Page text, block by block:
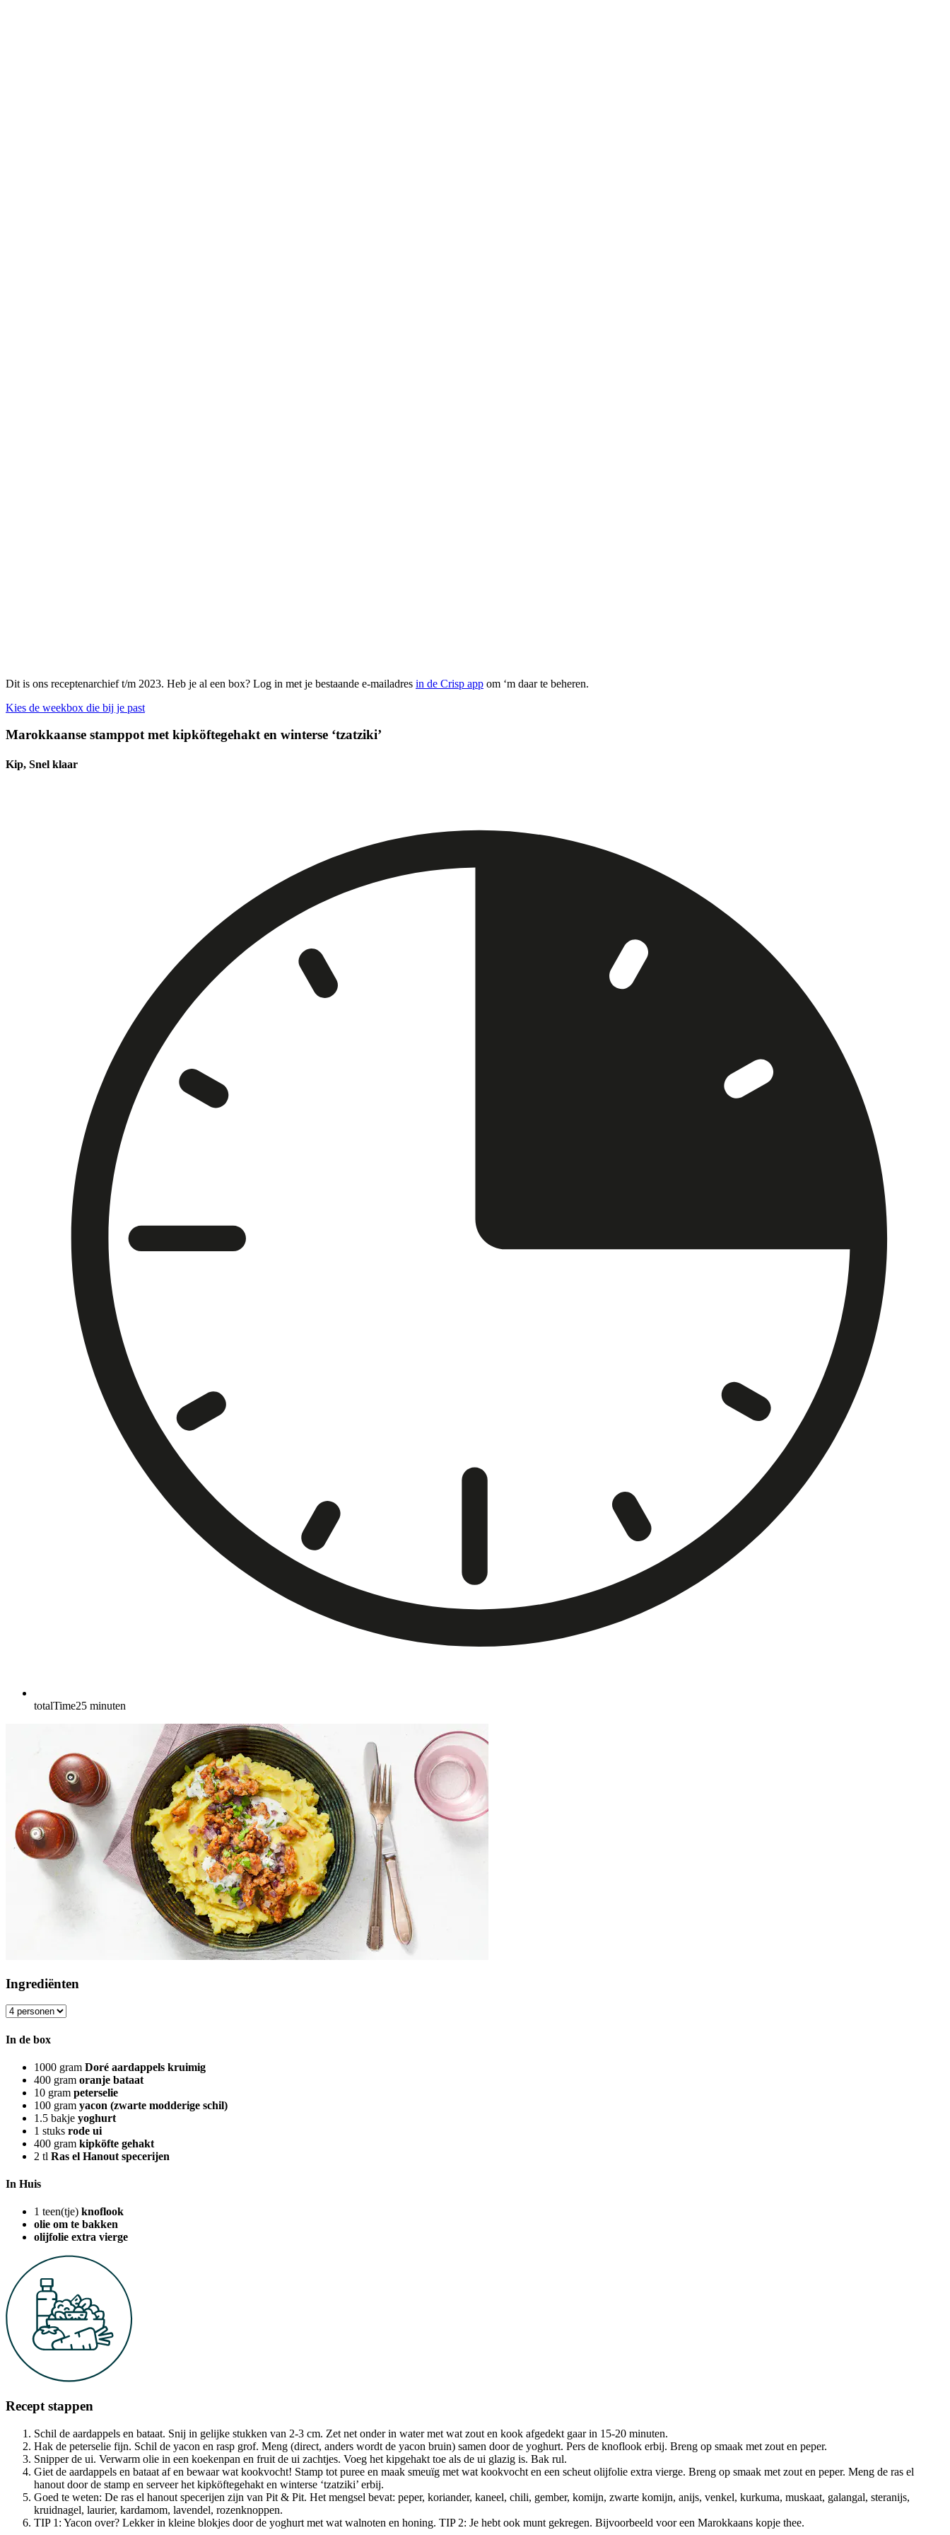
Dit is ons receptenarchief t/m 2023. Heb je al een box? Log in met je bestaande e-mailadres in de Crisp app om ‘m daar te beheren.
Kies de weekbox die bij je past
Marokkaanse stamppot met kipköftegehakt en winterse ‘tzatziki’
Kip, Snel klaar
totalTime25 minuten
Ingrediënten
In de box
1000 gram Doré aardappels kruimig
400 gram oranje bataat
10 gram peterselie
100 gram yacon (zwarte modderige schil)
1.5 bakje yoghurt
1 stuks rode ui
400 gram kipköfte gehakt
2 tl Ras el Hanout specerijen
In Huis
1 teen(tje) knoflook
olie om te bakken
olijfolie extra vierge
Recept stappen
Schil de aardappels en bataat. Snij in gelijke stukken van 2-3 cm. Zet net onder in water met wat zout en kook afgedekt gaar in 15-20 minuten.
Hak de peterselie fijn. Schil de yacon en rasp grof. Meng (direct, anders wordt de yacon bruin) samen door de yoghurt. Pers de knoflook erbij. Breng op smaak met zout en peper.
Snipper de ui. Verwarm olie in een koekenpan en fruit de ui zachtjes. Voeg het kipgehakt toe als de ui glazig is. Bak rul.
Giet de aardappels en bataat af en bewaar wat kookvocht! Stamp tot puree en maak smeuïg met wat kookvocht en een scheut olijfolie extra vierge. Breng op smaak met zout en peper. Meng de ras el
hanout door de stamp en serveer het kipköftegehakt en winterse ‘tzatziki’ erbij.
Goed te weten: De ras el hanout specerijen zijn van Pit & Pit. Het mengsel bevat: peper, koriander, kaneel, chili, gember, komijn, zwarte komijn, anijs, venkel, kurkuma, muskaat, galangal, steranijs,
kruidnagel, laurier, kardamom, lavendel, rozenknoppen.
TIP 1: Yacon over? Lekker in kleine blokjes door de yoghurt met wat walnoten en honing. TIP 2: Je hebt ook munt gekregen. Bijvoorbeeld voor een Marokkaans kopje thee.